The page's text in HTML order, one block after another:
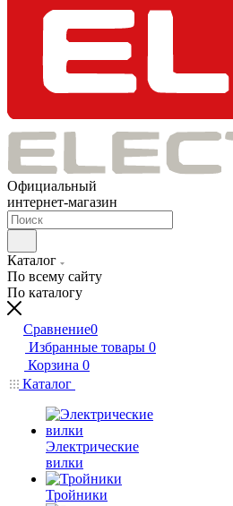
Официальный
интернет-магазин
Каталог
По всему сайту
По каталогу
Сравнение0
Избранные товары 0
Корзина 0
Каталог
Электрические
вилки
Тройники